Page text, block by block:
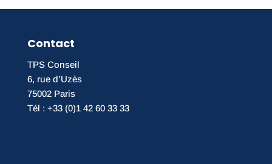
Contact
TPS Conseil
6, rue d’Uzès
75002 Paris
Tél : +33 (0)1 42 60 33 33